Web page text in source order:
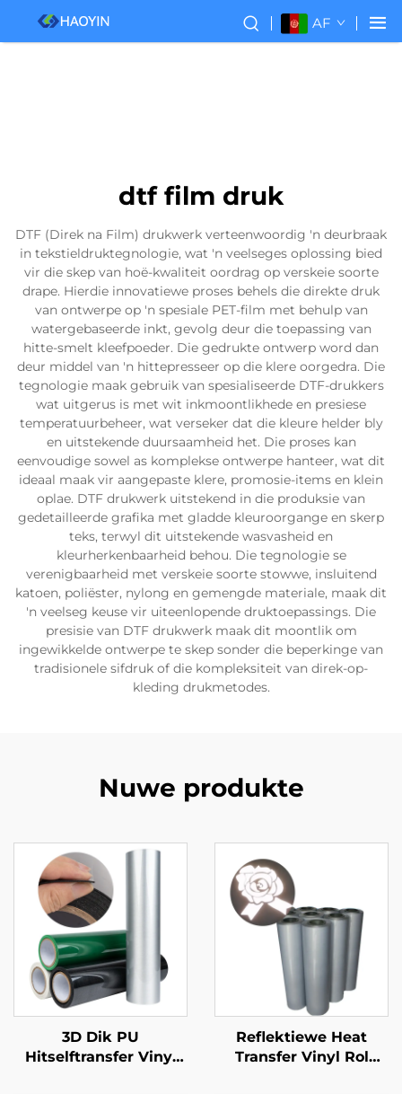
AF
dtf film druk
DTF (Direk na Film) drukwerk verteenwoordig 'n deurbraak
in tekstieldruktegnologie, wat 'n veelseges oplossing bied
vir die skep van hoë-kwaliteit oordrag op verskeie soorte
drape. Hierdie innovatiewe proses behels die direkte druk
van ontwerpe op 'n spesiale PET-film met behulp van
watergebaseerde inkt, gevolg deur die toepassing van
hitte-smelt kleefpoeder. Die gedrukte ontwerp word dan
deur middel van 'n hittepresseer op die klere oorgedra. Die
tegnologie maak gebruik van spesialiseerde DTF-drukkers
wat uitgerus is met wit inkmoontlikhede en presiese
temperatuurbeheer, wat verseker dat die kleure helder bly
en uitstekende duursaamheid het. Die proses kan
eenvoudige sowel as komplekse ontwerpe hanteer, wat dit
ideaal maak vir aangepaste klere, promosie-items en klein
oplae. DTF drukwerk uitstekend in die produksie van
gedetailleerde grafika met gladde kleuroorgange en skerp
teks, terwyl dit uitstekende wasvasheid en
kleurherkenbaarheid behou. Die tegnologie se
verenigbaarheid met verskeie soorte stowwe, insluitend
katoen, poliëster, nylong en gemengde materiale, maak dit
'n veelseg keuse vir uiteenlopende druktoepassings. Die
presisie van DTF drukwerk maak dit moontlik om
ingewikkelde ontwerpe te skep sonder die beperkinge van
tradisionele sifdruk of die kompleksiteit van direk-op-
kleding drukmetodes.
Nuwe produkte
3D Dik PU
Hitselftransfer Vinyl
Reflektiewe Heat
Transfer Vinyl Rol